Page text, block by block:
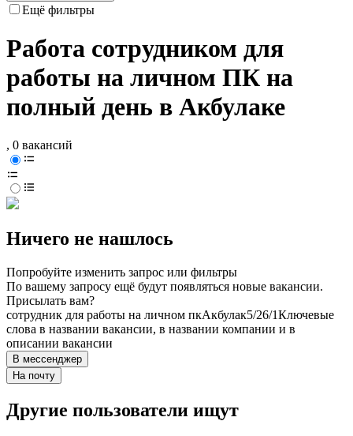
Ещё фильтры
Работа сотрудником для
работы на личном ПК на
полный день в Акбулаке
, 0 вакансий
Ничего не нашлось
Попробуйте изменить запрос или фильтры
По вашему запросу ещё будут появляться новые вакансии.
Присылать вам?
сотрудник для работы на личном пкАкбулак5/26/1Ключевые
слова в названии вакансии, в названии компании и в
описании вакансии
В мессенджер
На почту
Другие пользователи ищут